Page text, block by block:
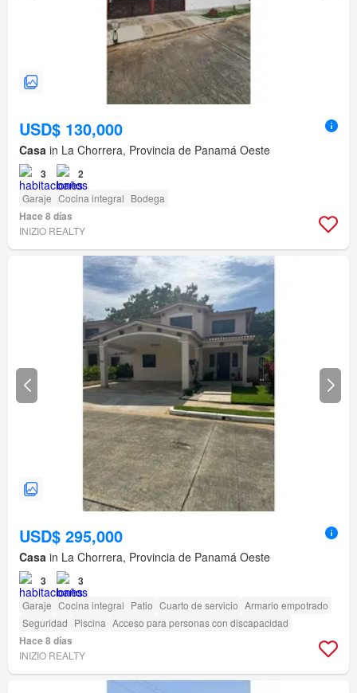
USD$ 130,000
Casa in La Chorrera, Provincia de Panamá Oeste
3 2
Garaje Cocina integral Bodega
Hace 8 días
INIZIO REALTY
USD$ 295,000
Casa in La Chorrera, Provincia de Panamá Oeste
3 3
Garaje Cocina integral Patio Cuarto de servicio Armario empotrado
Seguridad Piscina Acceso para personas con discapacidad
Hace 8 días
INIZIO REALTY